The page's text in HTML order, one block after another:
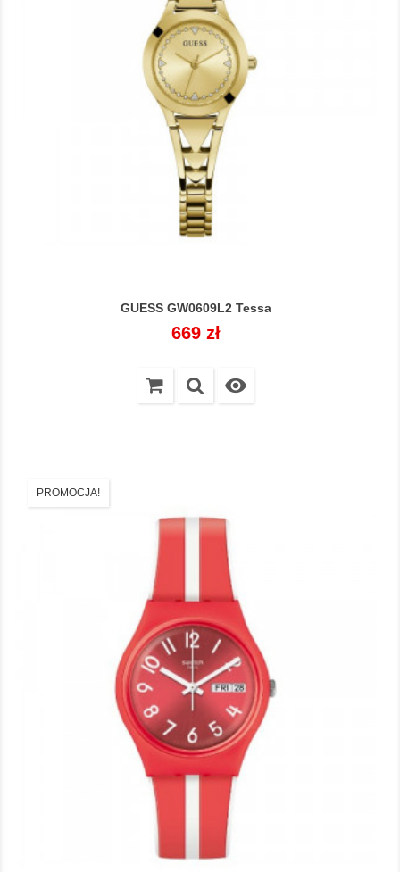
GUESS GW0609L2 Tessa
Cena
669 zł

PROMOCJA!